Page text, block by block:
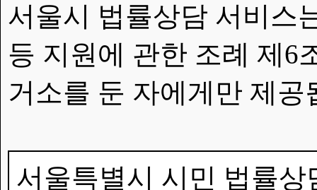
서울시 법률상담 서비스
등 지원에 관한 조례 제6
거소를 둔 자에게만 제공
서울특별시 시민 법률